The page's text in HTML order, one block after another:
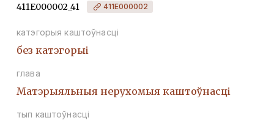
411Е000002_41 411Е000002
катэгорыя каштоўнасці
без катэгорыі
глава
Матэрыяльныя нерухомыя каштоўнасці
тып каштоўнасці